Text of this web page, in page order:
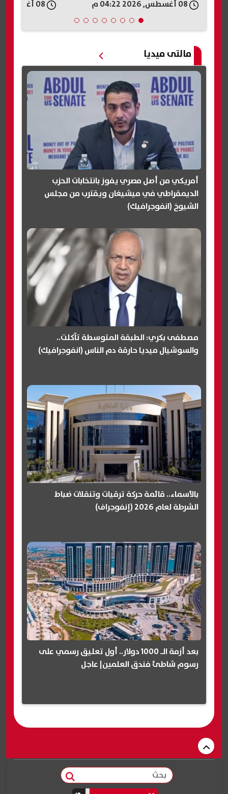
مالتى ميديا
أمريكي من أصل مصري يفوز بانتخابات الحزب
الديمقراطي في ميشيغان ويقترب من مجلس
الشيوخ (انفوجرافيك)
مصطفى بكري: الطبقة المتوسطة تآكلت..
والسوشيال ميديا حارقة دم الناس (انفوجرافيك)
بالأسماء.. قائمة حركة ترقيات وتنقلات ضباط
الشرطة لعام 2026 (إنفوجراف)
بعد أزمة الـ 1000 دولار.. أول تعليق رسمي على
رسوم شاطئ فندق العلمين| عاجل
بحث